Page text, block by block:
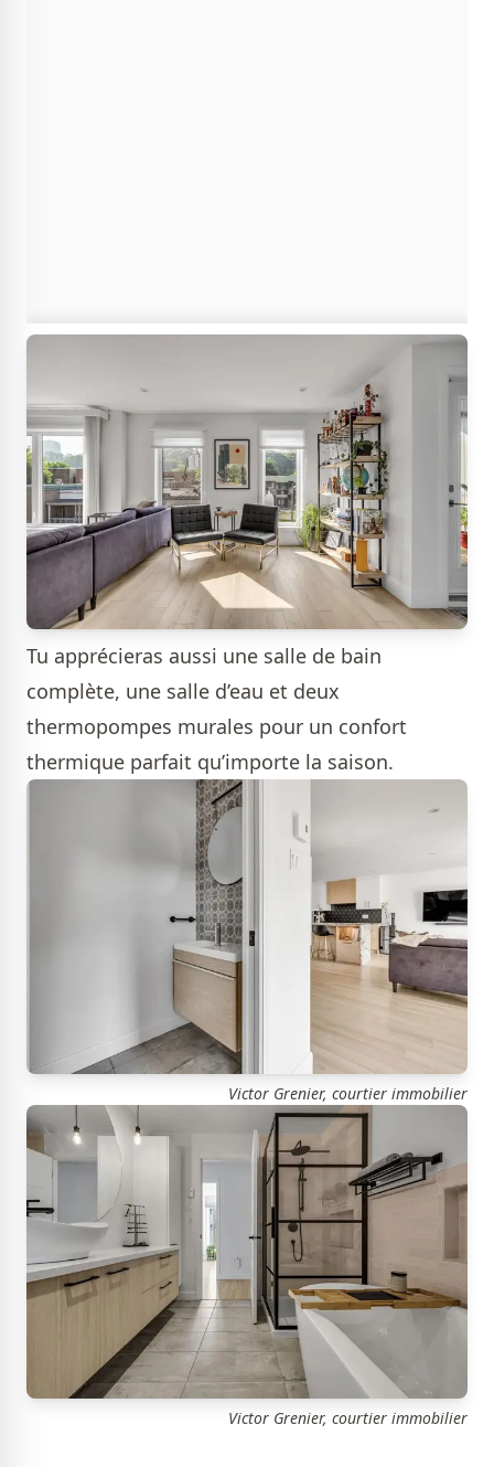
Tu apprécieras aussi une salle de bain
complète, une salle d’eau et deux
thermopompes murales pour un confort
thermique parfait qu’importe la saison.
Victor Grenier, courtier immobilier
Victor Grenier, courtier immobilier